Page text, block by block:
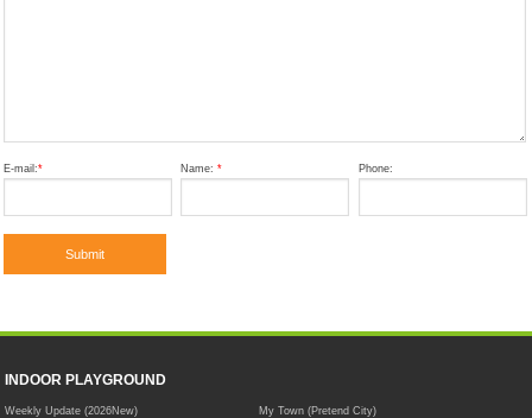
E-mail:* Name:* Phone:
INDOOR PLAYGROUND
Weekly Update (2026New) My Town (Pretend City)